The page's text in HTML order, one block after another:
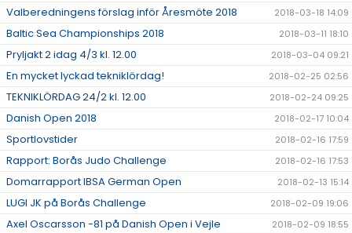
Valberedningens förslag inför Åresmöte 2018 2018-03-18 14:09
Baltic Sea Championships 2018 2018-03-11 18:10
Pryljakt 2 idag 4/3 kl. 12.00 2018-03-04 09:21
En mycket lyckad tekniklördag! 2018-02-25 02:56
TEKNIKLÖRDAG 24/2 kl. 12.00 2018-02-24 09:25
Danish Open 2018 2018-02-17 10:04
Sportlovstider 2018-02-16 17:59
Rapport: Borås Judo Challenge 2018-02-16 17:53
Domarrapport IBSA German Open 2018-02-13 15:14
LUGI JK på Borås Challenge 2018-02-09 19:06
Axel Oscarsson -81 på Danish Open i Vejle 2018-02-09 18:55